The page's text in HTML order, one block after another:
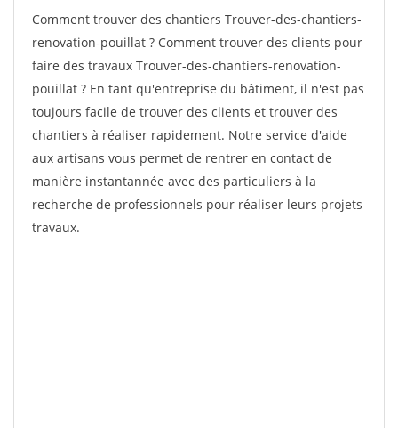
Comment trouver des chantiers Trouver-des-chantiers-
renovation-pouillat ? Comment trouver des clients pour
faire des travaux Trouver-des-chantiers-renovation-
pouillat ? En tant qu'entreprise du bâtiment, il n'est pas
toujours facile de trouver des clients et trouver des
chantiers à réaliser rapidement. Notre service d'aide
aux artisans vous permet de rentrer en contact de
manière instantannée avec des particuliers à la
recherche de professionnels pour réaliser leurs projets
travaux.